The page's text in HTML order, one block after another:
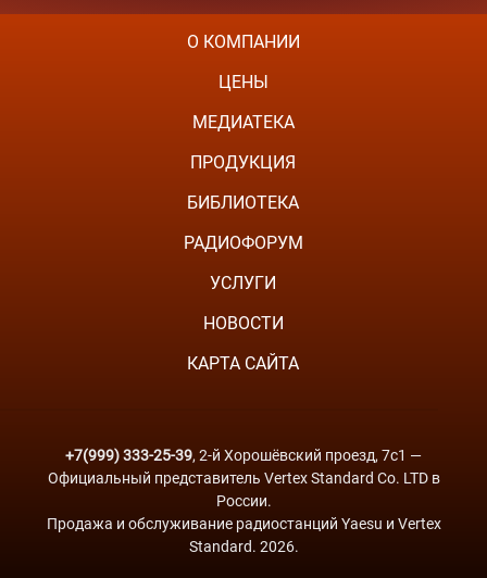
О КОМПАНИИ
ЦЕНЫ
МЕДИАТЕКА
ПРОДУКЦИЯ
БИБЛИОТЕКА
РАДИОФОРУМ
УСЛУГИ
НОВОСТИ
КАРТА САЙТА
+7(999) 333-25-39, 2-й Хорошёвский проезд, 7с1 —
Официальный представитель Vertex Standard Co. LTD в
России.
Продажа и обслуживание радиостанций Yaesu и Vertex
Standard. 2026.